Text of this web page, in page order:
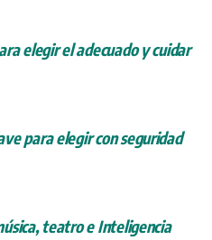
elegir el adecuado y cuidar
para elegir con seguridad
teatro e Inteligencia